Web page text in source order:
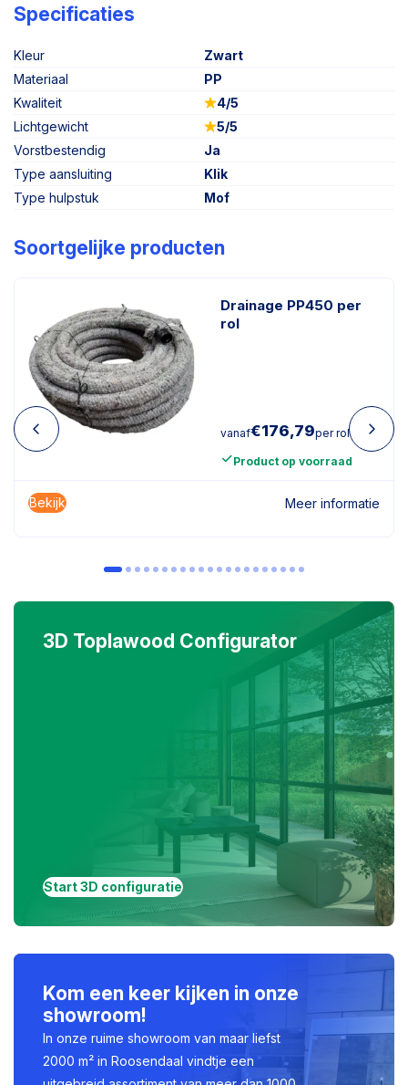
Specificaties
Kleur
Zwart
Materiaal
PP
Kwaliteit
4/5
Lichtgewicht
5/5
Vorstbestendig
Ja
Type aansluiting
Klik
Type hulpstuk
Mof
Soortgelijke producten
Drainage PP450 per
rol
vanaf€176,79per rol
Product op voorraad
Bekijk Meer informatie
3D Toplawood Configurator
Start 3D configuratie
Kom een keer kijken in onze
showroom!
In onze ruime showroom van maar liefst
2000 m² in Roosendaal vindtje een